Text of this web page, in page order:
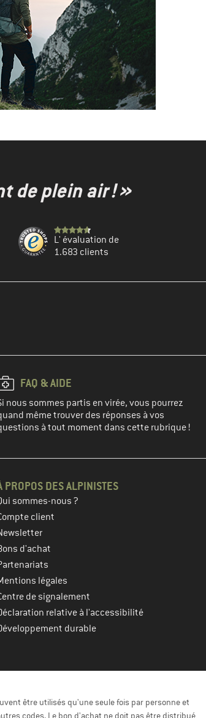
de plein air ! »
L' évaluation de
1.683 clients
FAQ & AIDE
nous sommes partis en virée, vous pourrez
même trouver des réponses à vos
à tout moment dans cette rubrique !
PROPOS DES ALPINISTES
sommes-nous ?
client
d'achat
légales
de signalement
relative à l'accessibilité
durable
être utilisés qu'une seule fois par personne et
codes. Le bon d'achat ne doit pas être distribué